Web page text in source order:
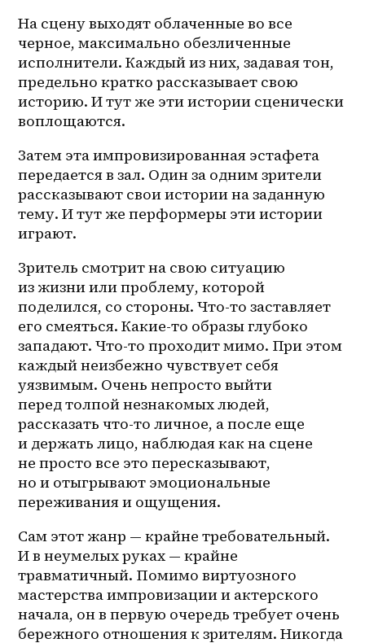
На сцену выходят облаченные во все
черное, максимально обезличенные
исполнители. Каждый из них, задавая тон,
предельно кратко рассказывает свою
историю. И тут же эти истории сценически
воплощаются.
Затем эта импровизированная эстафета
передается в зал. Один за одним зрители
рассказывают свои истории на заданную
тему. И тут же перформеры эти истории
играют.
Зритель смотрит на свою ситуацию
из жизни или проблему, которой
поделился, со стороны. Что-то заставляет
его смеяться. Какие-то образы глубоко
западают. Что-то проходит мимо. При этом
каждый неизбежно чувствует себя
уязвимым. Очень непросто выйти
перед толпой незнакомых людей,
рассказать что-то личное, а после еще
и держать лицо, наблюдая как на сцене
не просто все это пересказывают,
но и отыгрывают эмоциональные
переживания и ощущения.
Сам этот жанр — крайне требовательный.
И в неумелых руках — крайне
травматичный. Помимо виртуозного
мастерства импровизации и актерского
начала, он в первую очередь требует очень
бережного отношения к зрителям. Никогда